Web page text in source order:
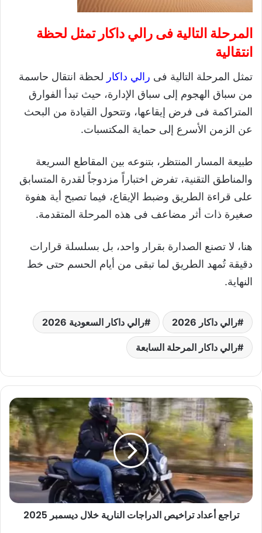
المرحلة التالية فى رالي داكار تمثل لحظة
انتقالية
تمثل المرحلة التالية فى رالي داكار لحظة انتقال حاسمة
من سباق الهجوم إلى سباق الإدارة، حيث تبدأ الفوارق
المتراكمة فى فرض إيقاعها، وتتحول القيادة من البحث
عن الزمن الأسرع إلى حماية المكتسبات.
طبيعة المسار المنتظر، بتنوعه بين المقاطع السريعة
والمناطق التقنية، تفرض اختباراً مزدوجاً لقدرة المتسابق
على قراءة الطريق وضبط الإيقاع، فيما تصبح أية هفوة
صغيرة ذات أثر مضاعف فى هذه المرحلة المتقدمة.
هنا، لا تصنع الصدارة بقرار واحد، بل بسلسلة قرارات
دقيقة تُمهد الطريق لما تبقى من أيام الحسم حتى خط
النهاية.
رالي داكار 2026 رالي داكار السعودية 2026
رالي داكار المرحلة السابعة
ت
ر
ج
ع
ع
ا
تراجع أعداد تراخيص الدراجات النارية خلال ديسمبر 2025